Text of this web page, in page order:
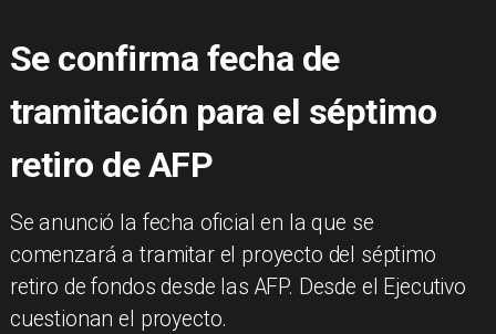
Se confirma fecha de
tramitación para el séptimo
retiro de AFP
Se anunció la fecha oficial en la que se
comenzará a tramitar el proyecto del séptimo
retiro de fondos desde las AFP. Desde el Ejecutivo
cuestionan el proyecto.